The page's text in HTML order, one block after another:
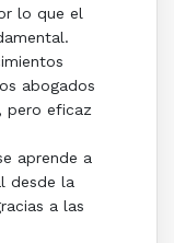
lo que el
abogados
pero eficaz
aprende a
desde la
a las